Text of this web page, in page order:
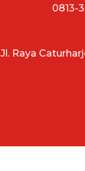
0813-
Jl. Raya